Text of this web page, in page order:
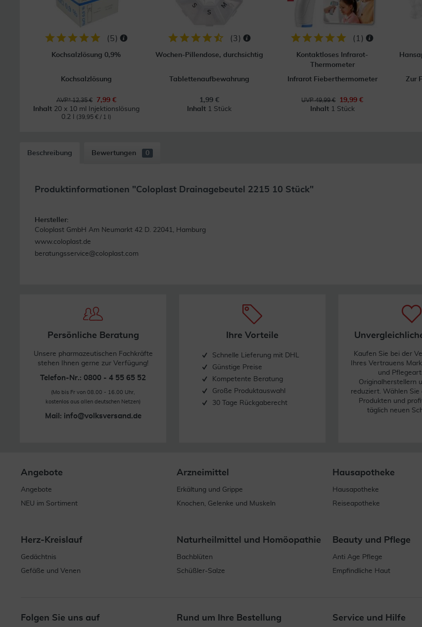
(5)
Kochsalzlösung 0,9%
Kochsalzlösung
AVP* 12,35 €
7,99 €
Inhalt 20 x 10 ml Injektionslösung
0.2 l
(39,95 € / 1 l)
(3)
Wochen-Pillendose, durchsichtig
Tablettenaufbewahrung
1,99 €
Inhalt 1 Stück
( 1 )
Kontaktloses Infrarot-
Thermometer
Infrarot Fieberthermometer
UVP 49,99 €
19,99 €
Inhalt 1 Stück
Zur
Beschreibung Bewertungen 0
Produktinformationen "Coloplast Drainagebeutel 2215 10 Stück"Weiterlesen
Hersteller:
Coloplast GmbH Am Neumarkt 42 D. 22041, Hamburg
www.coloplast.de
beratungsservice@coloplast.com
Persönliche Beratung
Unsere pharmazeutischen Fachkräfte
stehen Ihnen gerne zur Verfügung!
Telefon-Nr.: 0800 - 4 55 65 52
(Mo bis Fr von 08.00 - 16.00 Uhr,
kostenlos aus allen deutschen Netzen)
Mail: info@volksversand.de
Ihre Vorteile
Schnelle Lieferung mit DHL
Günstige Preise
Kompetente Beratung
Große Produktauswahl
30 Tage Rückgaberecht
Kaufen Sie bei der
Ihres Vertrauens
und
Originalherstellern
reduziert. Wählen Sie
Produkten und
täglich neuen
Angebote
Angebote
NEU im Sortiment
Arzneimittel
Erkältung und Grippe
Knochen, Gelenke und Muskeln
Hausapotheke
Hausapotheke
Reiseapotheke
Herz-Kreislauf
Gedächtnis
Gefäße und Venen
Naturheilmittel und Homöopathie
Bachblüten
Schüßler-Salze
Beauty und Pflege
Anti Age Pflege
Empfindliche Haut
Folgen Sie uns auf Rund um Ihre Bestellung Service und Hilfe